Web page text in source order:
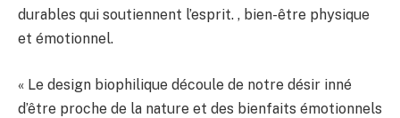
durables qui soutiennent l’esprit. , bien-être physique
et émotionnel.
« Le design biophilique découle de notre désir inné
d’être proche de la nature et des bienfaits émotionnels